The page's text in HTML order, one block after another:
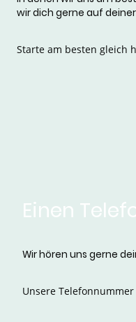
wir dich gerne auf deiner
Starte am besten gleich
Einen
Wir hören uns gerne
Unsere